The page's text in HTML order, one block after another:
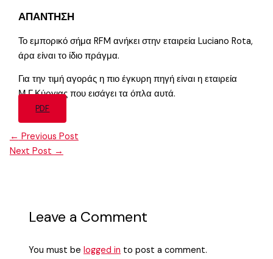
ΑΠΑΝΤΗΣΗ
Το εμπορικό σήμα RFM ανήκει στην εταιρεία Luciano Rota,
άρα είναι το ίδιο πράγμα.
Για την τιμή αγοράς η πιο έγκυρη πηγή είναι η εταιρεία
Μ.Γ.Κύργιας που εισάγει τα όπλα αυτά.
PDF
← Previous Post
Next Post →
Leave a Comment
You must belogged in to post a comment.